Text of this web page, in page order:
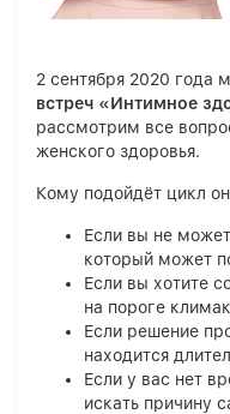
2 сентября 2020 года
встреч «Интимное
рассмотрим все
женского здоровья.
Кому подойдёт цикл
Если вы не
который может
Если вы хотите
на пороге
Если решение
находится
Если у вас нет
искать причину